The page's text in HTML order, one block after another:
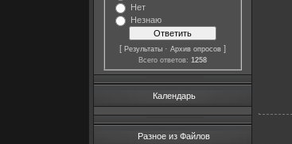
Нет
Незнаю
[ Результаты · Архив опросов ]
Всего ответов: 1258
Календарь
Разное из Файлов